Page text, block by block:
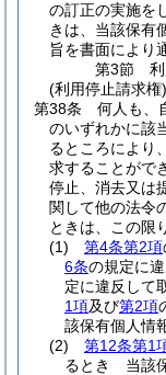
の訂正の実施を
きは、当該保有
旨を書面により
第3節
(利用停止請求権)
第38条
何人も、
のいずれかに該
るところにより
求することがで
停止、消去又は
関して他の法令
ときは、この限
(1)
第4条第2項
6条の規定に
定に違反して
1項及び第2項
該保有個人情
(2)
第12条第1
るとき 当該